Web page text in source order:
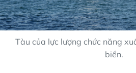
Tàu của lực lượng chức năng
biển.